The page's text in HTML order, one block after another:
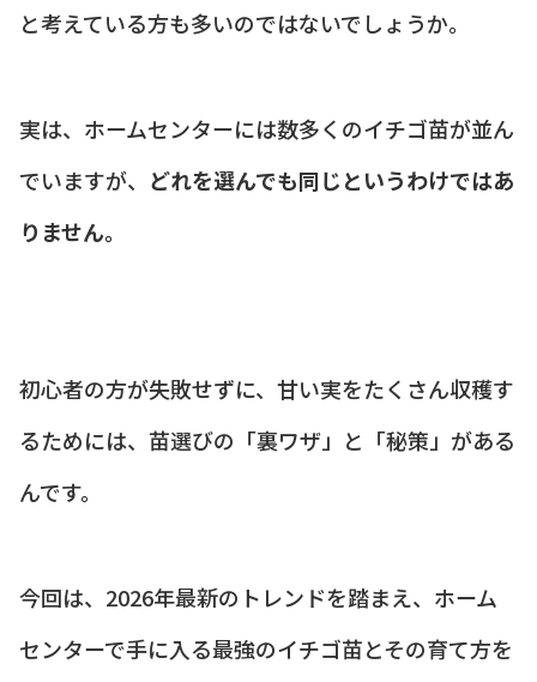
と考えている方も多いのではないでしょうか。
実は、ホームセンターには数多くのイチゴ苗が並ん
でいますが、 どれを選んでも同じというわけではあ
りません。
初心者の方が失敗せずに、甘い実をたくさん収穫す
るためには、苗選びの「裏ワザ」と「秘策」がある
んです。
今回は、2026年最新のトレンドを踏まえ、ホーム
センターで手に入る最強のイチゴ苗とその育て方を